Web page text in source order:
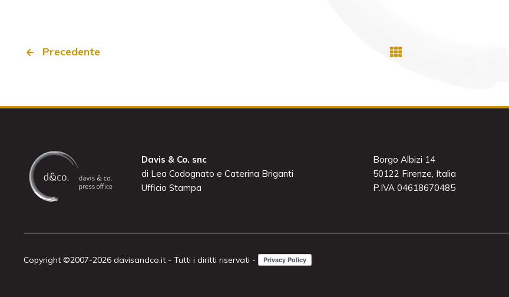
Precedente
Davis & Co. snc
di Lea Codognato e Caterina Briganti
Ufficio Stampa
Borgo Albizi 14
50122 Firenze, Italia
P.IVA 04618670485
Copyright ©2007-2026 davisandco.it - Tutti i diritti riservati -